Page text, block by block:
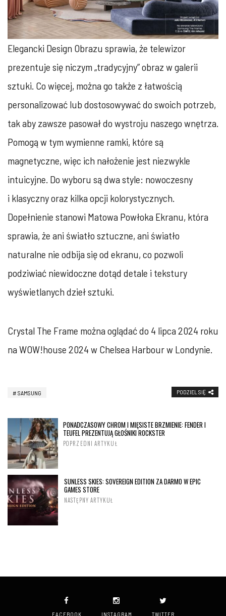
Elegancki Design Obrazu sprawia, że telewizor
prezentuje się niczym „tradycyjny” obraz w galerii
sztuki. Co więcej, można go także z łatwością
personalizować lub dostosowywać do swoich potrzeb,
tak aby zawsze pasował do wystroju naszego wnętrza.
Pomogą w tym wymienne ramki, które są
magnetyczne, więc ich nałożenie jest niezwykle
intuicyjne. Do wyboru są dwa style: nowoczesny
i klasyczny oraz kilka opcji kolorystycznych.
Dopełnienie stanowi Matowa Powłoka Ekranu, która
sprawia, że ani światło sztuczne, ani światło
naturalne nie odbija się od ekranu, co pozwoli
podziwiać niewidoczne dotąd detale i tekstury
wyświetlanych dzieł sztuki.
Crystal The Frame można oglądać do 4 lipca 2024 roku
na WOW!house 2024 w Chelsea Harbour w Londynie.
SAMSUNG PODZIEL SIĘ
PONADCZASOWY CHROM I MIĘSISTE BRZMIENIE: FENDER I
TEUFEL PREZENTUJĄ GŁOŚNIKI ROCKSTER
POPRZEDNI ARTYKUŁ
SUNLESS SKIES: SOVEREIGN EDITION ZA DARMO W EPIC
GAMES STORE
NASTĘPNY ARTYKUŁ
FACEBOOK INSTAGRAM TWITTER